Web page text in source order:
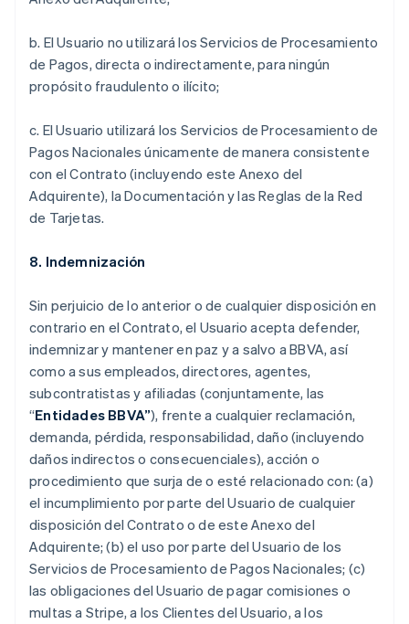
b. El Usuario no utilizará los Servicios de Procesamiento
de Pagos, directa o indirectamente, para ningún
propósito fraudulento o ilícito;
c. El Usuario utilizará los Servicios de Procesamiento de
Pagos Nacionales únicamente de manera consistente
con el Contrato (incluyendo este Anexo del
Adquirente), la Documentación y las Reglas de la Red
de Tarjetas.
8. Indemnización
Sin perjuicio de lo anterior o de cualquier disposición en
contrario en el Contrato, el Usuario acepta defender,
indemnizar y mantener en paz y a salvo a BBVA, así
como a sus empleados, directores, agentes,
subcontratistas y afiliadas (conjuntamente, las
“Entidades BBVA”), frente a cualquier reclamación,
demanda, pérdida, responsabilidad, daño (incluyendo
daños indirectos o consecuenciales), acción o
procedimiento que surja de o esté relacionado con: (a)
el incumplimiento por parte del Usuario de cualquier
disposición del Contrato o de este Anexo del
Adquirente; (b) el uso por parte del Usuario de los
Servicios de Procesamiento de Pagos Nacionales; (c)
las obligaciones del Usuario de pagar comisiones o
multas a Stripe, a los Clientes del Usuario, a los